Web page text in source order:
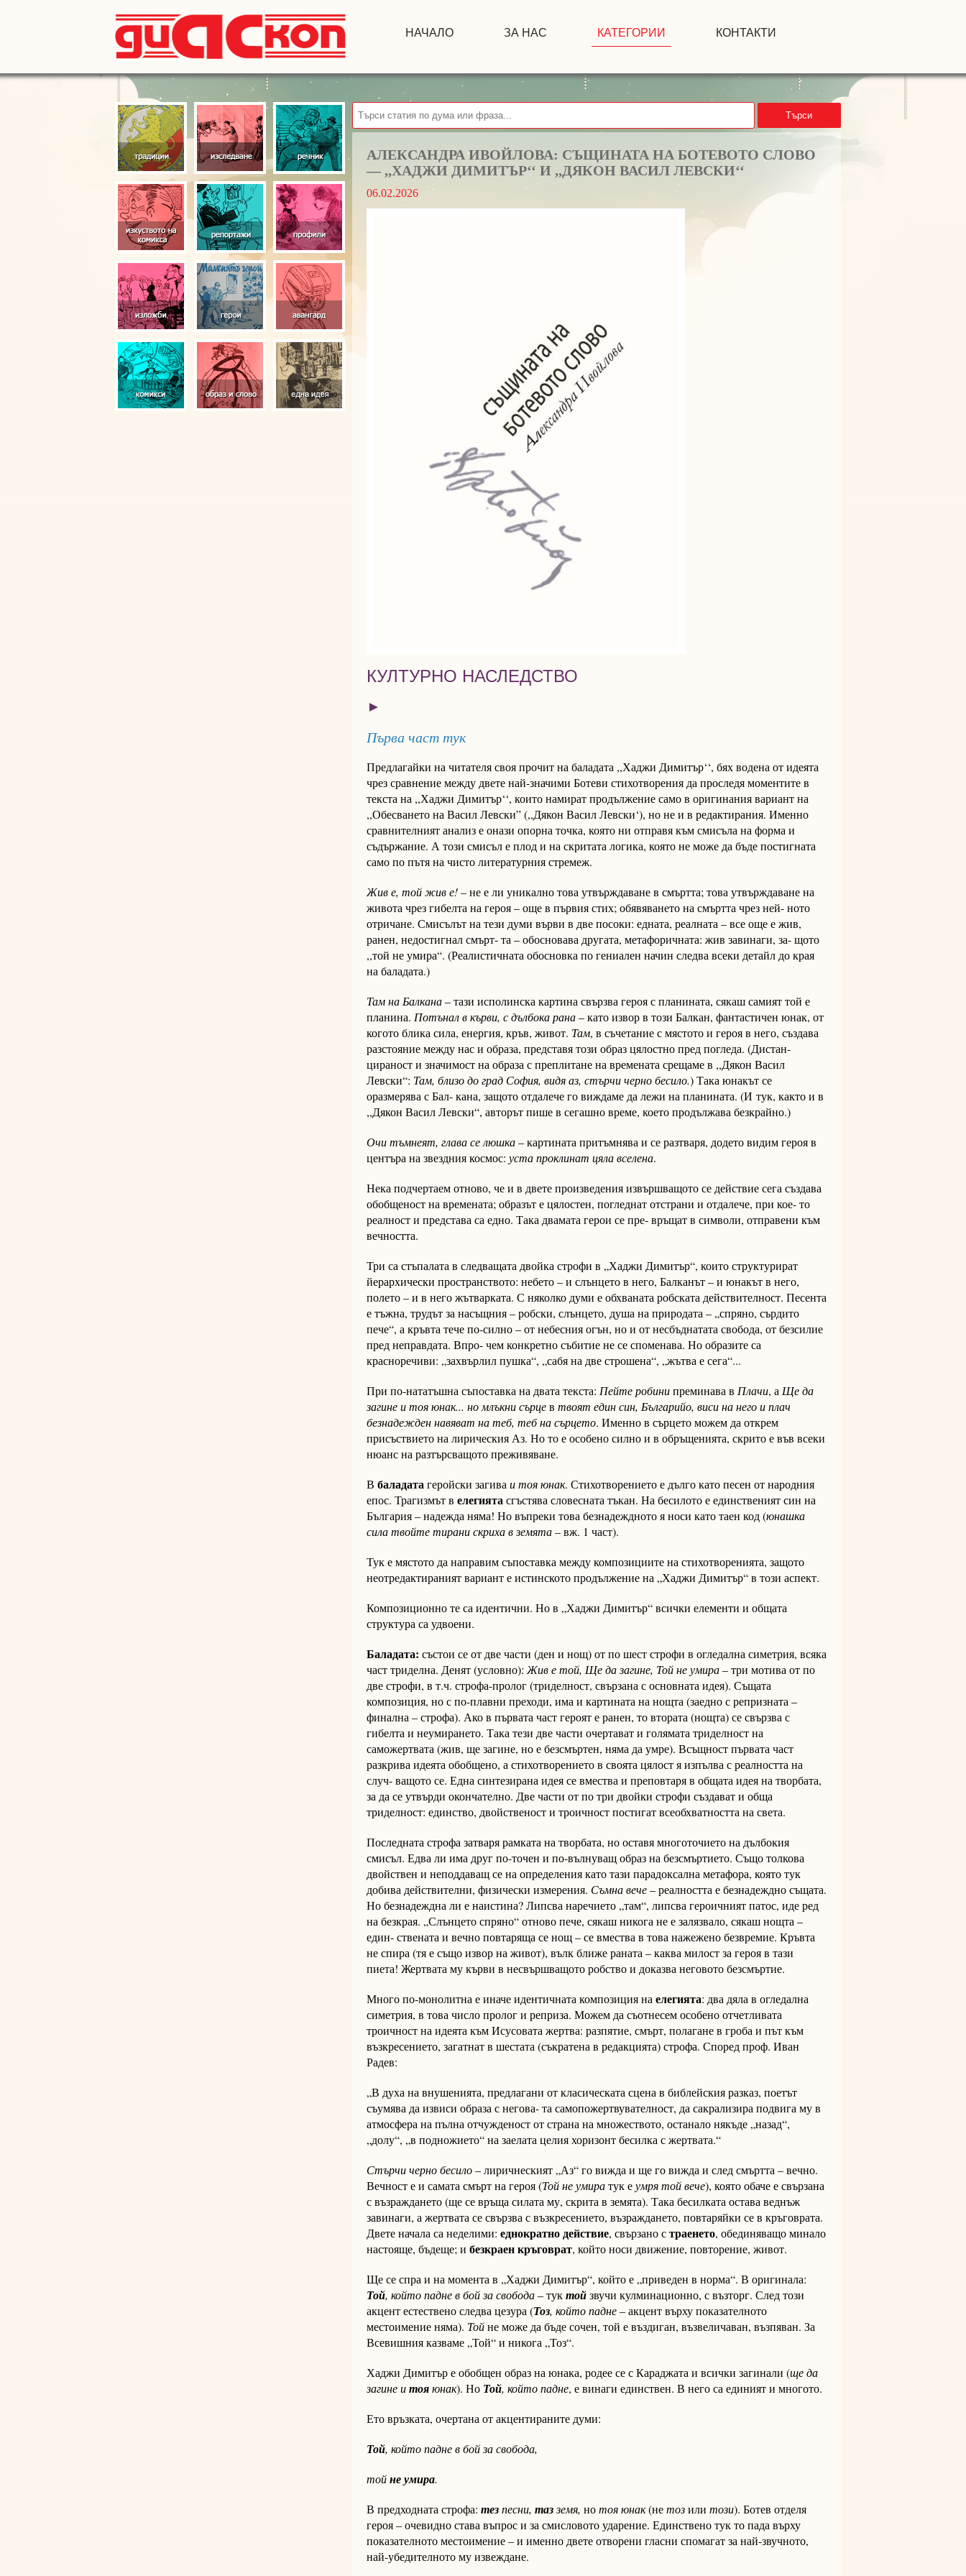
НАЧАЛО ЗА НАС КАТЕГОРИИ КОНТАКТИ
Търси
АЛЕКСАНДРА ИВОЙЛОВА: СЪЩИНАТА НА БОТЕВОТО СЛОВО
— ,,ХАДЖИ ДИМИТЪР‘‘ И ,,ДЯКОН ВАСИЛ ЛЕВСКИ‘‘
06.02.2026
КУЛТУРНО НАСЛЕДСТВО
►
Първа част тук
Предлагайки на читателя своя прочит на баладата ,,Хаджи Димитър‘‘, бях водена от идеята
чрез сравнение между двете най-значими Ботеви стихотворения да проследя моментите в
текста на ,,Хаджи Димитър‘‘, които намират продължение само в оригинания вариант на
,,Обесването на Васил Левски” (,,Дякон Васил Левски‘), но не и в редактирания. Именно
сравнителният анализ е онази опорна точка, която ни отправя към смисъла на форма и
съдържание. А този смисъл е плод и на скритата логика, която не може да бъде постигната
само по пътя на чисто литературния стремеж.
Жив е, той жив е!– не е ли уникално това утвърждаване в смъртта; това утвърждаване на
живота чрез гибелта на героя – още в първия стих; обявяването на смъртта чрез ней- ното
отричане. Смисълът на тези думи върви в две посоки: едната, реалната – все още е жив,
ранен, недостигнал смърт- та – обосновава другата, метафоричната: жив завинаги, за- щото
,,той не умира“. (Реалистичната обосновка по гениален начин следва всеки детайл до края
на баладата.)
Там на Балкана– тази исполинска картина свързва героя с планината, сякаш самият той е
планина. Потънал в кърви, с дълбока рана– като извор в този Балкан, фантастичен юнак, от
когото блика сила, енергия, кръв, живот. Там, в съчетание с мястото и героя в него, създава
разстояние между нас и образа, представя този образ цялостно пред погледа. (Дистан-
цираност и значимост на образа с преплитане на времената срещаме в ,,Дякон Васил
Левски“: Там, близо до град София, видя аз, стърчи черно бесило.) Така юнакът се
оразмерява с Бал- кана, защото отдалече го виждаме да лежи на планината. (И тук, както и в
,,Дякон Васил Левски“, авторът пише в сегашно време, което продължава безкрайно.)
Очи тъмнеят, глава се люшка– картината притъмнява и се разтваря, додето видим героя в
центъра на звездния космос: уста проклинат цяла вселена.
Нека подчертаем отново, че и в двете произведения извършващото се действие сега създава
обобщеност на времената; образът е цялостен, погледнат отстрани и отдалече, при кое- то
реалност и представа са едно. Така двамата герои се пре- връщат в символи, отправени към
вечността.
Три са стъпалата в следващата двойка строфи в „Хаджи Димитър“, които структурират
йерархически пространството: небето – и слънцето в него, Балканът – и юнакът в него,
полето – и в него жътварката. С няколко думи е обхваната робската действителност. Песента
е тъжна, трудът за насъщния – робски, слънцето, душа на природата – „спряно, сърдито
пече“, а кръвта тече по-силно – от небесния огън, но и от несбъднатата свобода, от безсилие
пред неправдата. Впро- чем конкретно събитие не се споменава. Но образите са
красноречиви: „захвърлил пушка“, „сабя на две строшена“, „жътва е сега“...
При по-нататъшна съпоставка на двата текста: Пейте робинипреминава в Плачи, а Ще да
загине и тоя юнак... но млъкни сърцев твоят един син, Българийо, виси на него и плач
безнадежден навяват на теб, теб на сърцето. Именно в сърцето можем да открем
присъствието на лирическия Аз. Но то е особено силно и в обръщенията, скрито е във всеки
нюанс на разтърсващото преживяване.
В баладатагеройски загива и тоя юнак. Стихотворението е дълго като песен от народния
епос. Трагизмът в елегиятасгъстява словесната тъкан. На бесилото е единственият син на
България – надежда няма! Но въпреки това безнадеждното я носи като таен код (юнашка
сила твойте тирани скриха в земята– вж. 1 част).
Тук е мястото да направим съпоставка между композициите на стихотворенията, защото
неотредактираният вариант е истинското продължение на „Хаджи Димитър“ в този аспект.
Композиционно те са идентични. Но в „Хаджи Димитър“ всички елементи и общата
структура са удвоени.
Баладата: състои се от две части (ден и нощ) от по шест строфи в огледална симетрия, всяка
част триделна. Денят (условно): Жив е той, Ще да загине, Той не умира– три мотива от по
две строфи, в т.ч. строфа-пролог (триделност, свързана с основната идея). Същата
композиция, но с по-плавни преходи, има и картината на нощта (заедно с репризната –
финална – строфа). Ако в първата част героят е ранен, то втората (нощта) се свързва с
гибелта и неумирането. Така тези две части очертават и голямата триделност на
саможертвата (жив, ще загине, но е безсмъртен, няма да умре). Всъщност първата част
разкрива идеята обобщено, а стихотворението в своята цялост я изпълва с реалността на
случ- ващото се. Една синтезирана идея се вмества и преповтаря в общата идея на творбата,
за да се утвърди окончателно. Две части от по три двойки строфи създават и обща
триделност: единство, двойственост и троичност постигат всеобхватността на света.
Последната строфа затваря рамката на творбата, но оставя многоточието на дълбокия
смисъл. Едва ли има друг по-точен и по-вълнуващ образ на безсмъртието. Също толкова
двойствен и неподдаващ се на определения като тази парадоксална метафора, която тук
добива действителни, физически измерения. Съмна вече– реалността е безнадеждно същата.
Но безнадеждна ли е наистина? Липсва наречието „там“, липсва героичният патос, иде ред
на безкрая. „Слънцето спряно“ отново пече, сякаш никога не е залязвало, сякаш нощта –
един- ствената и вечно повтаряща се нощ – се вмества в това нажежено безвремие. Кръвта
не спира (тя е също извор на живот), вълк ближе раната – каква милост за героя в тази
пиета! Жертвата му кърви в несвършващото робство и доказва неговото безсмъртие.
Много по-монолитна е иначе идентичната композиция на елегията: два дяла в огледална
симетрия, в това число пролог и реприза. Можем да съотнесем особено отчетливата
троичност на идеята към Исусовата жертва: разпятие, смърт, полагане в гроба и път към
възкресението, загатнат в шестата (съкратена в редакцията) строфа. Според проф. Иван
Радев:
„В духа на внушенията, предлагани от класическата сцена в библейския разказ, поетът
съумява да извиси образа с негова- та самопожертвувателност, да сакрализира подвига му в
атмосфера на пълна отчужденост от страна на множеството, останало някъде „назад“,
„долу“, „в подножието“ на заелата целия хоризонт бесилка с жертвата.“
Стърчи черно бесило– лиричнеският „Аз“ го вижда и ще го вижда и след смъртта – вечно.
Вечност е и самата смърт на героя (Той не умиратук еумря той вече), която обаче е свързана
с възраждането (ще се връща силата му, скрита в земята). Така бесилката остава веднъж
завинаги, а жертвата се свързва с възкресението, възраждането, повтаряйки се в кръговрата.
Двете начала са неделими: еднократно действие, свързано страенето, обединяващо минало
настояще, бъдеще; и безкраен кръговрат, който носи движение, повторение, живот.
Ще се спра и на момента в „Хаджи Димитър“, който е „приведен в норма“. В оригинала:
Той, който падне в бой за свобода– туктойзвучи кулминационно, с възторг. След този
акцент естествено следва цезура (Тоз, който падне– акцент върху показателното
местоимение няма). Тойне може да бъде сочен, той е въздиган, възвеличаван, възпяван. За
Всевишния казваме „Той“ и никога „Тоз“.
Хаджи Димитър е обобщен образ на юнака, родее се с Караджата и всички загинали (ще да
загине итояюнак). Но Той, който падне, е винаги единствен. В него са единият и многото.
Ето връзката, очертана от акцентираните думи:
Той, който падне в бой за свобода,
тойне умира.
В предходната строфа: тезпесни, тазземя, нотоя юнак(нетозили този). Ботев отделя
героя – очевидно става въпрос и за смисловото ударение. Единствено тук то пада върху
показателното местоимение – и именно двете отворени гласни спомагат за най-звучното,
най-убедителното му извеждане.